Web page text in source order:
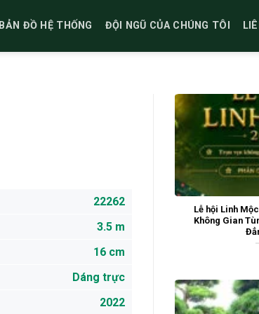
BẢN ĐỒ HỆ THỐNG ĐỘI NGŨ CỦA CHÚNG TÔI
Lễ hội Linh
Không Gian
22262
3.5 m
16 cm
Dáng trực
2022